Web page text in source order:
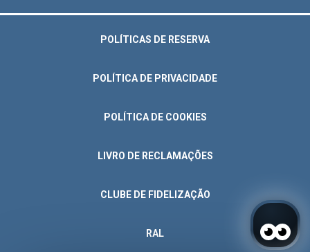
POLÍTICAS DE RESERVA
POLÍTICA DE PRIVACIDADE
POLÍTICA DE COOKIES
LIVRO DE RECLAMAÇÕES
CLUBE DE FIDELIZAÇÃO
RAL